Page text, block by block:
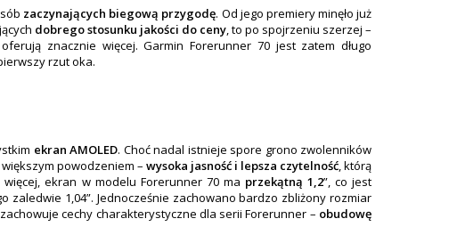
zaczynających biegową przygodę. Od jego premiery minęło już
dobrego stosunku jakości do ceny, to po spojrzeniu szerzej –
znacznie więcej. Garmin Forerunner 70 jest zatem długo
rzut oka.
ekran AMOLED. Choć nadal istnieje spore grono zwolenników
powodzeniem – wysoka jasność i lepsza czytelność, którą
ekran w modelu Forerunner 70 ma przekątną 1,2”, co jest
1,04”. Jednocześnie zachowano bardzo zbliżony rozmiar
cechy charakterystyczne dla serii Forerunner – obudowę